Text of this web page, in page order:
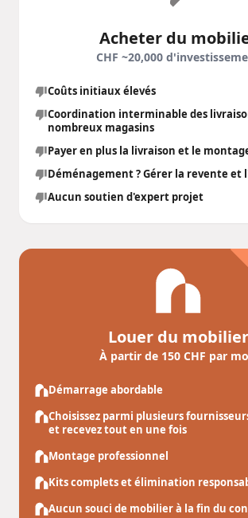
Acheter du
CHF ~20,000
Coûts initiaux élevés
Coordination interminable des
nombreux magasins
Payer en plus la livraison et le
Déménagement ? Gérer la revente
Aucun soutien d'expert projet
Louer du mobilier
À partir de 150 CHF par
Démarrage abordable
Choisissez parmi plusieurs
et recevez tout en une fois
Montage professionnel
Kits complets et élimination
Aucun souci de mobilier à la fin du